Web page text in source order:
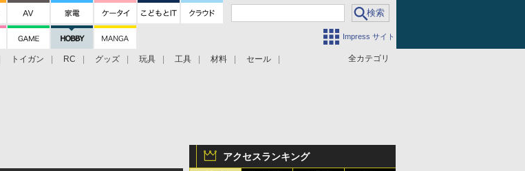
Impress サイト
全カテゴリ
トイガン RC グッズ 玩具 工具 材料 セール
アクセスランキング